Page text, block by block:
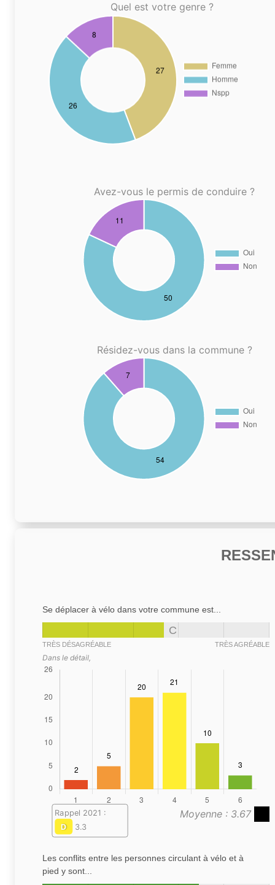
Quel est votre genre ?
Avez-vous le permis de conduire ?
Résidez-vous dans la commune ?
Se déplacer à vélo dans votre commune est...
C
TRÈS DÉSAGRÉABLE TRÈS AGRÉABLE
Dans le détail,
Moyenne : 3.67
Rappel 2021 :
D
3.3
Les conflits entre les personnes circulant à vélo et à
pied y sont...